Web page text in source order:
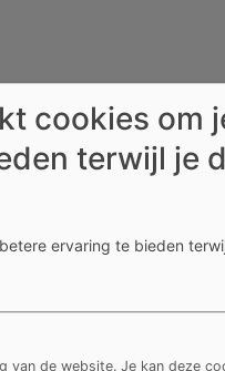
voor
en grafieken
cookies om
terwijl je
ervaring te bieden
van de website. Je kan deze